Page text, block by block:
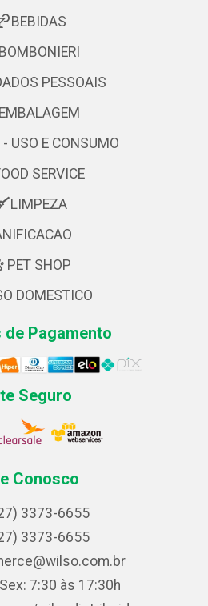
BEBIDAS
BOMBONIERI
PESSOAIS
EMBALAGEM
- USO E CONSUMO
SERVICE
LIMPEZA
PET SHOP
DOMESTICO
de Pagamento
Seguro
Conosco
3373-6655
3373-6655
7:30 às 17:30h